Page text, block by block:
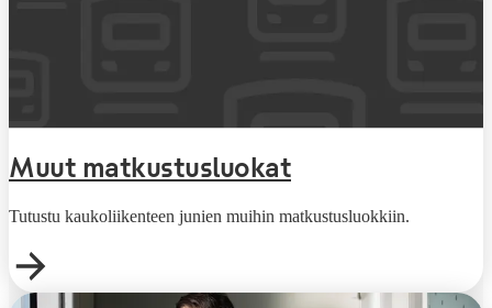
Muut matkus­tus­luokat
Tutustu kaukoliikenteen junien muihin matkustusluokkiin.